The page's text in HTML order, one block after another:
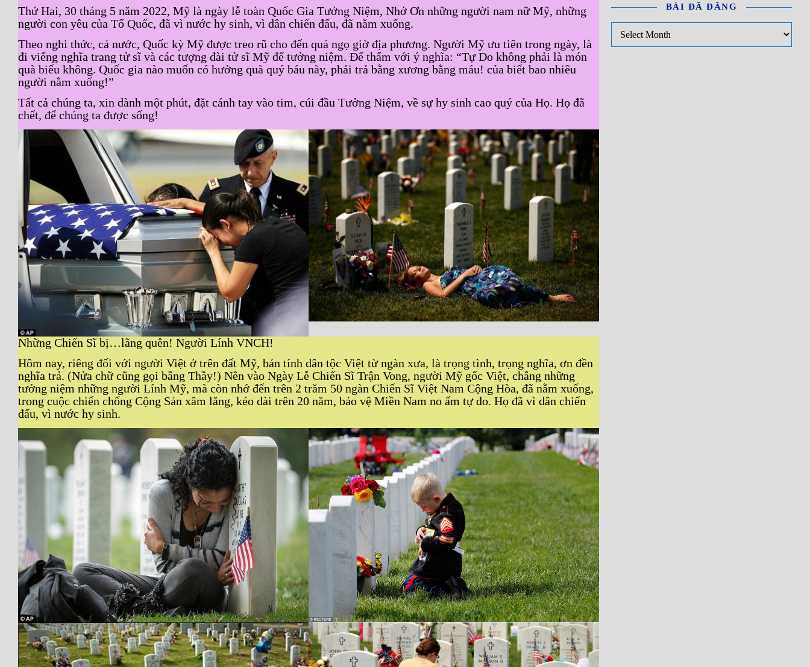
Thứ Hai, 30 tháng 5 năm 2022, Mỹ là ngày lễ toàn Quốc Gia Tưởng Niệm, Nhớ Ơn những người nam nữ Mỹ, những
người con yêu của Tổ Quốc, đã vì nước hy sinh, vì dân chiến đấu, đã nằm xuống.
Theo nghi thức, cả nước, Quốc kỳ Mỹ được treo rũ cho đến quá ngọ giờ địa phương. Người Mỹ ưu tiên trong ngày, là
đi viếng nghĩa trang tử sĩ và các tượng đài tử sĩ Mỹ để tưởng niệm. Để thấm với ý nghĩa: “Tự Do không phải là món
quà biếu không. Quốc gia nào muốn có hưởng quà quý báu này, phải trả bằng xương bằng máu! của biết bao nhiêu
người nằm xuống!”
Tất cả chúng ta, xin dành một phút, đặt cánh tay vào tim, cúi đầu Tưởng Niệm, về sự hy sinh cao quý của Họ. Họ đã
chết, để chúng ta được sống!
Những Chiến Sĩ bị…lãng quên! Người Lính VNCH!
Hôm nay, riêng đối với người Việt ở trên đất Mỹ, bản tính dân tộc Việt từ ngàn xưa, là trọng tình, trọng nghĩa, ơn đền
nghĩa trả. (Nửa chữ cũng gọi bằng Thầy!) Nên vào Ngày Lễ Chiến Sĩ Trận Vong, người Mỹ gốc Việt, chẳng những
tưởng niệm những người Lính Mỹ, mà còn nhớ đến trên 2 trăm 50 ngàn Chiến Sĩ Việt Nam Cộng Hòa, đã nằm xuống,
trong cuộc chiến chống Cộng Sản xâm lăng, kéo dài trên 20 năm, bảo vệ Miền Nam no ấm tự do. Họ đã vì dân chiến
đấu, vì nước hy sinh.
BÀI ĐÃ ĐĂNG